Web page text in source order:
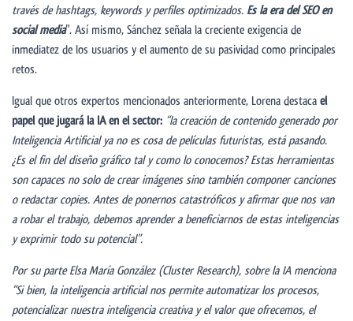
través de hashtags, keywords y perfiles optimizados. Es la era del SEO en
social media”. Así mismo, Sánchez señala la creciente exigencia de
inmediatez de los usuarios y el aumento de su pasividad como principales
retos.
Igual que otros expertos mencionados anteriormente, Lorena destaca el
papel que jugará la IA en el sector: “la creación de contenido generado por
Inteligencia Artificial ya no es cosa de películas futuristas, está pasando.
¿Es el fin del diseño gráfico tal y como lo conocemos? Estas herramientas
son capaces no solo de crear imágenes sino también componer canciones
o redactar copies. Antes de ponernos catastróficos y afirmar que nos van
a robar el trabajo, debemos aprender a beneficiarnos de estas inteligencias
y exprimir todo su potencial”.
Por su parte Elsa María González(Cluster Research), sobre la IA menciona
“Si bien, la inteligencia artificial nos permite automatizar los procesos,
potencializar nuestra inteligencia creativa y el valor que ofrecemos, el